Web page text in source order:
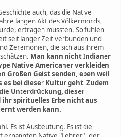
auch, das die Native
langen Akt des Völkermords,
ertragen mussten. So fühlen
seit langer Zeit verbunden und
Zeremonien, die sich aus ihrem
Man kann nicht Indianer
Native Americaner verkleiden
Großen Geist senden, eben weil
es bei dieser Kultur geht. Zudem
Unterdrückung, dieser
spirituelles Erbe nicht aus
werden kann.
Es ist Ausbeutung. Es ist die